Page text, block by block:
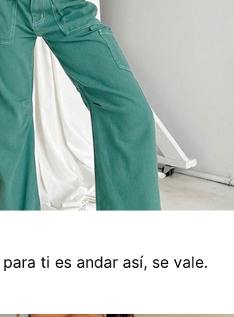
ti es andar así, se vale.